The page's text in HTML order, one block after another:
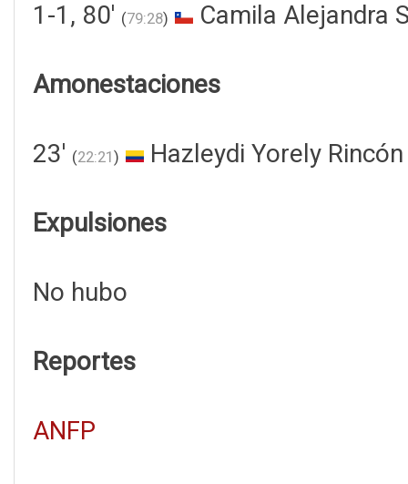
1-1, 80' (79:28) Camila Alejandra
Amonestaciones
23' (22:21) Hazleydi Yorely
Expulsiones
No hubo
Reportes
ANFP